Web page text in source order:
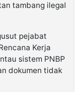
tambang ilegal
pejabat
Kerja
sistem PNBP
dokumen tidak